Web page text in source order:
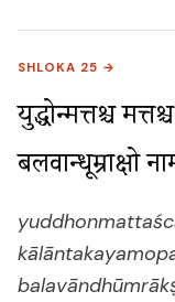
SHLOKA 25 →
युद्धोन्मत्तश्च
बलवान्धूम्राक्षो